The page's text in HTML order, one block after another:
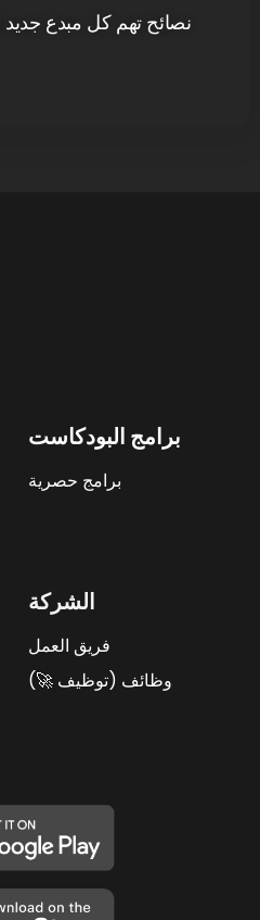
نصائح تهم كل مبدع جديد
برامج البودكاست
برامج حصرية
الشركة
فريق العمل
وظائف (توظيف 🚀)